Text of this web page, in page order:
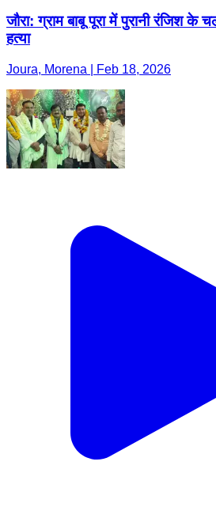
जौरा: ग्राम बाबू पूरा में पुरानी रंजिश के
हत्या
Joura, Morena | Feb 18, 2026